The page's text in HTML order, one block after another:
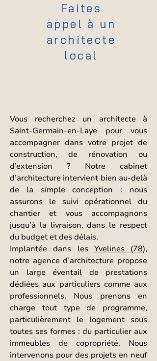
Faites
appel à un
architecte
local
Vous recherchez un architecte à
Saint-Germain-en-Laye pour vous
accompagner dans votre projet de
construction, de rénovation ou
d’extension ? Notre cabinet
d’architecture intervient bien au-delà
de la simple conception : nous
assurons le suivi opérationnel du
chantier et vous accompagnons
jusqu’à la livraison, dans le respect
du budget et des délais.
Implantée dans les Yvelines (78),
notre agence d’architecture propose
un large éventail de prestations
dédiées aux particuliers comme aux
professionnels. Nous prenons en
charge tout type de programme,
particulièrement le logement sous
toutes ses formes : du particulier aux
immeubles de copropriété. Nous
intervenons pour des projets en neuf